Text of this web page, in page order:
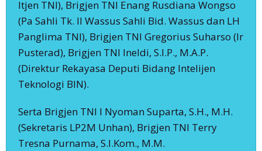
Itjen TNI), Brigjen TNI Enang Rusdiana Wongso
(Pa Sahli Tk. II Wassus Sahli Bid. Wassus dan LH
Panglima TNI), Brigjen TNI Gregorius Suharso (Ir
Pusterad), Brigjen TNI Ineldi, S.I.P., M.A.P.
(Direktur Rekayasa Deputi Bidang Intelijen
Teknologi BIN).
Serta Brigjen TNI I Nyoman Suparta, S.H., M.H.
(Sekretaris LP2M Unhan), Brigjen TNI Terry
Tresna Purnama, S.I.Kom., M.M.